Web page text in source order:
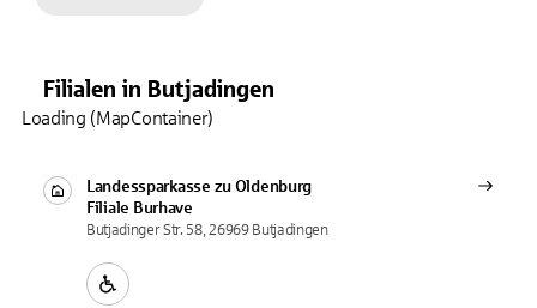
Filialen in Butjadingen
Landessparkasse zu Oldenburg
Filiale Burhave
Butjadinger Str. 58, 26969 Butjadingen
Loading (MapContainer)